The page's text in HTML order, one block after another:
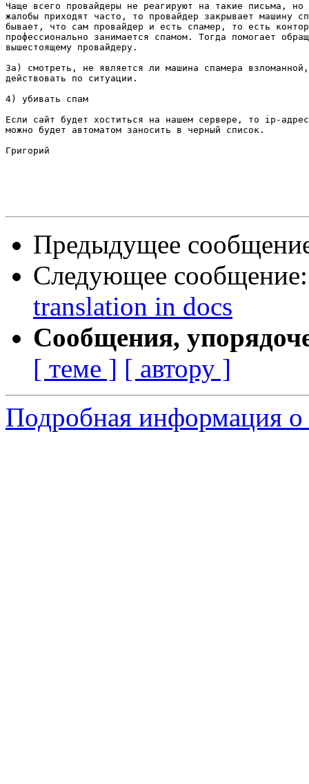
Чаще всего провайдеры не реагируют на такие письма, но
жалобы приходят часто, то провайдер закрывает машину
бывает, что сам провайдер и есть спамер, то есть
профессионально занимается спамом. Тогда помогает
вышестоящему провайдеру.
3а) смотреть, не является ли машина спамера
действовать по ситуации.
4) убивать спам
Если сайт будет хоститься на нашем сервере, то ip-
можно будет автоматом заносить в черный список.
Григорий
Предыдущее
Следующее
translation in docs
Сообщения,
[ теме ] [ автору ]
Подробная информация о